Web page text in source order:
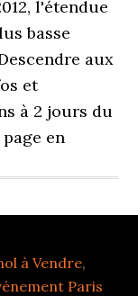
à Vendre,
Paris